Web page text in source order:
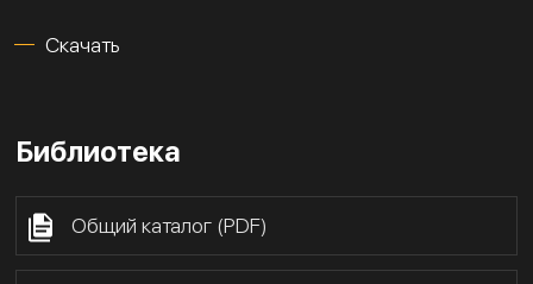
Скачать
Библиотека
Общий каталог (PDF)